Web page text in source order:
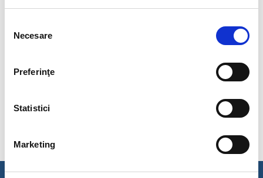
consimțământului
Necesare
Preferinţe
Statistici
Marketing
programele de studii din cadrul Facultatii de MINE
Structura anului universitar 2024-2025 pt.